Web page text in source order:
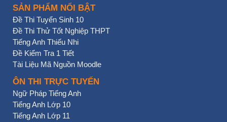
SẢN PHẨM NỔI BẬT
Đề Thi Tuyển Sinh 10
Đề Thi Thử Tốt Nghiệp THPT
Tiếng Anh Thiếu Nhi
Đề Kiểm Tra 1 Tiết
Tài Liệu Mã Nguồn Moodle
ÔN THI TRỰC TUYẾN
Ngữ Pháp Tiếng Anh
Tiếng Anh Lớp 10
Tiếng Anh Lớp 11